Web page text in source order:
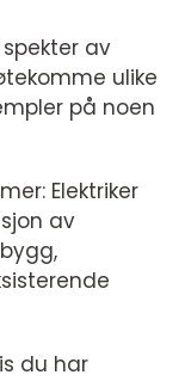
av
ulike
på noen
Elektriker
av
du har